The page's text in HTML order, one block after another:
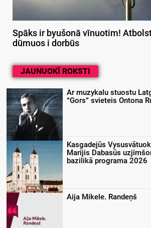
Spāks ir byušonā vīnuotim!
dūmuos i dorbūs
JAUNUOKĪ ROKSTI
Ar muzykalu stuostu
“Gors” svieteis Ontona
Kasgadejūs
Marijis Dabasūs
bazilikā programa 2026
Aija Mikele. Randeņš